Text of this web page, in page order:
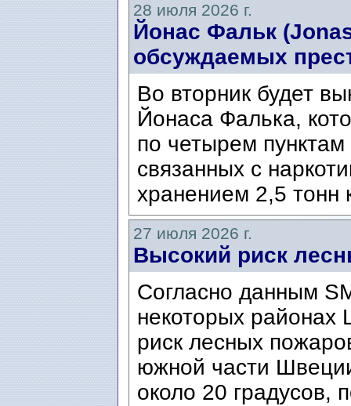
28 июля 2026 г.
Йонас Фальк
обсуждаемых
Во вторник будет
Йонаса Фалька,
по четырем
связанных с
хранением 2,5 тонн
27 июля 2026 г.
Высокий риск
Согласно данным
некоторых районах
риск лесных
южной части
около 20 градусов,